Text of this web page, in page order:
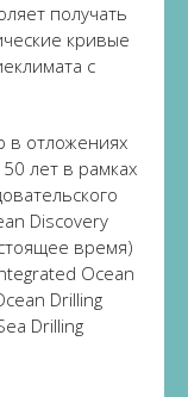
получать
кривые
с
в отложениях
лет в рамках
Discovery
время)
Ocean
Drilling
Drilling